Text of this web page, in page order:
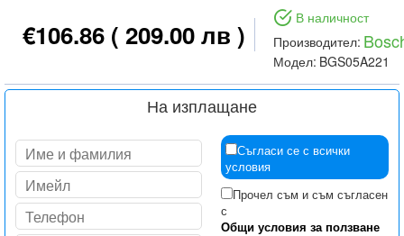
€106.86 ( 209.00 лв )
В наличност
Производител:
Модел: BGS05A221
На изплащане
Съгласи се с всички
условия
Прочел съм и съм съгласен
с
Общи условия за ползване